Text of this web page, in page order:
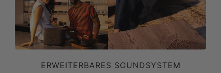
ERWEITERBARES SOUNDSYSTEM